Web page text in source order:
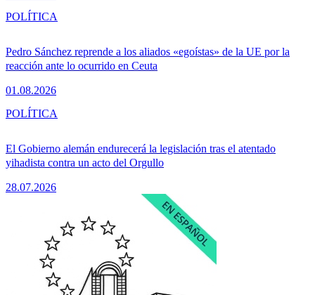
Pedro Sánchez reprende a los aliados «egoístas» de la UE por la
reacción ante lo ocurrido en Ceuta
01.08.2026
POLÍTICA
El Gobierno alemán endurecerá la legislación tras el atentado
yihadista contra un acto del Orgullo
28.07.2026
POLÍTICA